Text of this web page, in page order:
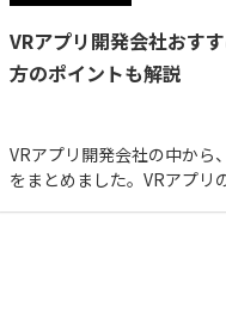
VRアプリ開発会社おす
方のポイントも解説
VRアプリ開発会社の中から
をまとめました。VRアプリ